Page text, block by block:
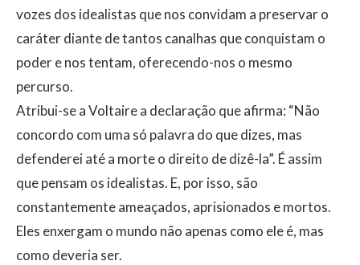
vozes dos idealistas que nos convidam a preservar o
caráter diante de tantos canalhas que conquistam o
poder e nos tentam, oferecendo-nos o mesmo
percurso.
​Atribui-se a Voltaire a declaração que afirma: “Não
concordo com uma só palavra do que dizes, mas
defenderei até a morte o direito de dizê-la”. É assim
que pensam os idealistas. E, por isso, são
constantemente ameaçados, aprisionados e mortos.
Eles enxergam o mundo não apenas como ele é, mas
como deveria ser.